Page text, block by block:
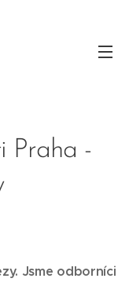
Praha -
Jsme odborníci